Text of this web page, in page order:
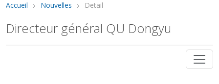
Accueil Nouvelles Detail
Directeur général QU Dongyu